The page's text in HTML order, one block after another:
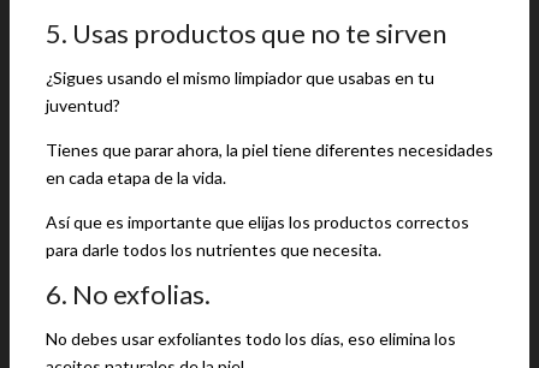
5. Usas productos que no te sirven
¿Sigues usando el mismo limpiador que usabas en tu
juventud?
Tienes que parar ahora, la piel tiene diferentes necesidades
en cada etapa de la vida.
Así que es importante que elijas los productos correctos
para darle todos los nutrientes que necesita.
6. No exfolias.
No debes usar exfoliantes todo los días, eso elimina los